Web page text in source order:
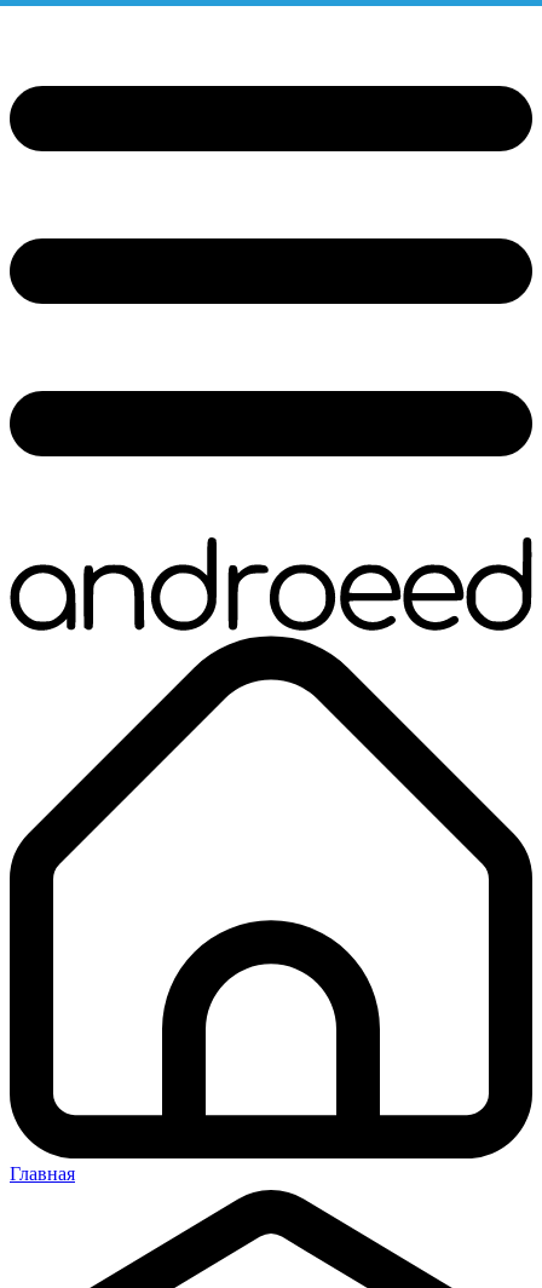
Главная